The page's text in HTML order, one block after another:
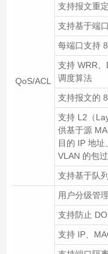
QoS/ACL
支持报文重
支持基于端
每端口支持
支持 WRR
调度算法
支持报文的
支持 L2（
供基于源
目的 IP 地址
VLAN 的包
支持基于队
用户分级管
支持防止
支持 IP、